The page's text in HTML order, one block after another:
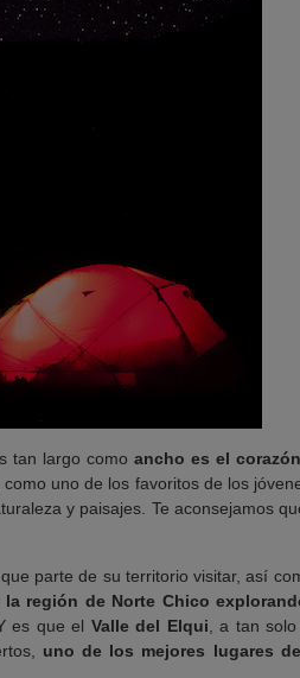
tan largo como ancho es el
uno de los favoritos de los
y paisajes. Te aconsejamos
parte de su territorio visitar, así
la región de Norte Chico
es que el Valle del Elqui, a tan
uno de los mejores lugares